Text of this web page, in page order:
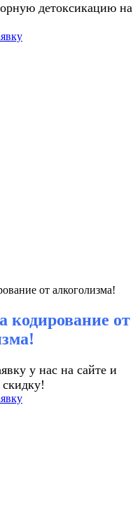
детоксикацию на
кодирование от
у нас на сайте и